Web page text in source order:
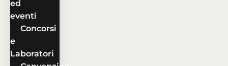
ed
eventi
Concorsi
e
Laboratori